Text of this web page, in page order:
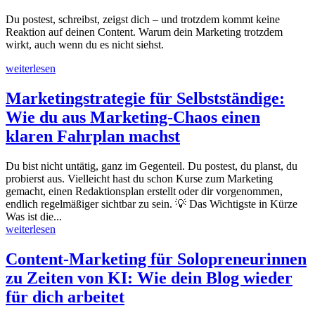
Du postest, schreibst, zeigst dich – und trotzdem kommt keine
Reaktion auf deinen Content. Warum dein Marketing trotzdem
wirkt, auch wenn du es nicht siehst.
weiterlesen
Marketingstrategie für Selbstständige:
Wie du aus Marketing-Chaos einen
klaren Fahrplan machst
Du bist nicht untätig, ganz im Gegenteil. Du postest, du planst, du
probierst aus. Vielleicht hast du schon Kurse zum Marketing
gemacht, einen Redaktionsplan erstellt oder dir vorgenommen,
endlich regelmäßiger sichtbar zu sein. 💡 Das Wichtigste in Kürze
Was ist die...
weiterlesen
Content-Marketing für Solopreneurinnen
zu Zeiten von KI: Wie dein Blog wieder
für dich arbeitet